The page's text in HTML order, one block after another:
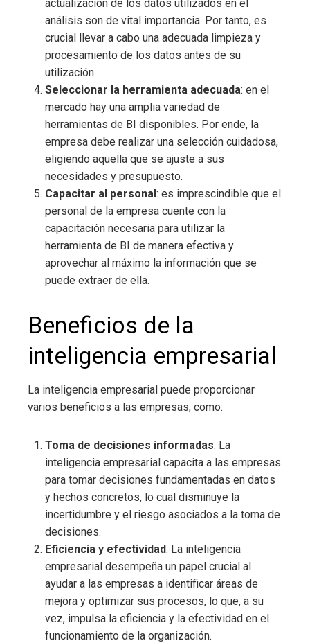
actualización de los datos utilizados en el
análisis son de vital importancia. Por tanto, es
crucial llevar a cabo una adecuada limpieza y
procesamiento de los datos antes de su
utilización.
Seleccionar la herramienta adecuada: en el
mercado hay una amplia variedad de
herramientas de BI disponibles. Por ende, la
empresa debe realizar una selección cuidadosa,
eligiendo aquella que se ajuste a sus
necesidades y presupuesto.
Capacitar al personal: es imprescindible que el
personal de la empresa cuente con la
capacitación necesaria para utilizar la
herramienta de BI de manera efectiva y
aprovechar al máximo la información que se
puede extraer de ella.
Beneficios de la
inteligencia empresarial
La inteligencia empresarial puede proporcionar
varios beneficios a las empresas, como:
Toma de decisiones informadas: La
inteligencia empresarial capacita a las empresas
para tomar decisiones fundamentadas en datos
y hechos concretos, lo cual disminuye la
incertidumbre y el riesgo asociados a la toma de
decisiones.
Eficiencia y efectividad: La inteligencia
empresarial desempeña un papel crucial al
ayudar a las empresas a identificar áreas de
mejora y optimizar sus procesos, lo que, a su
vez, impulsa la eficiencia y la efectividad en el
funcionamiento de la organización.